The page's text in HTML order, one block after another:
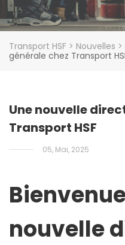
Transport HSF > Nouvelles >
générale chez Transport
Une nouvelle
Transport HSF
05, Mai, 2025
nouvelle